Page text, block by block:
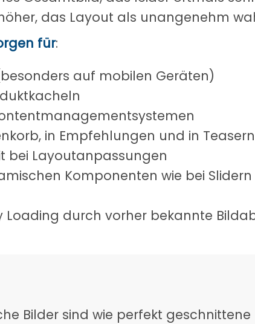
das Layout als unangenehm
für:
auf mobilen Geräten)
in Empfehlungen und in Teasern
bei Layoutanpassungen
Komponenten wie bei
Loading durch vorher bekannte
Bilder sind wie perfekt